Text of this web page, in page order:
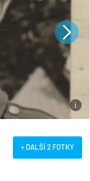
+ DALŠÍ 2 FOTKY